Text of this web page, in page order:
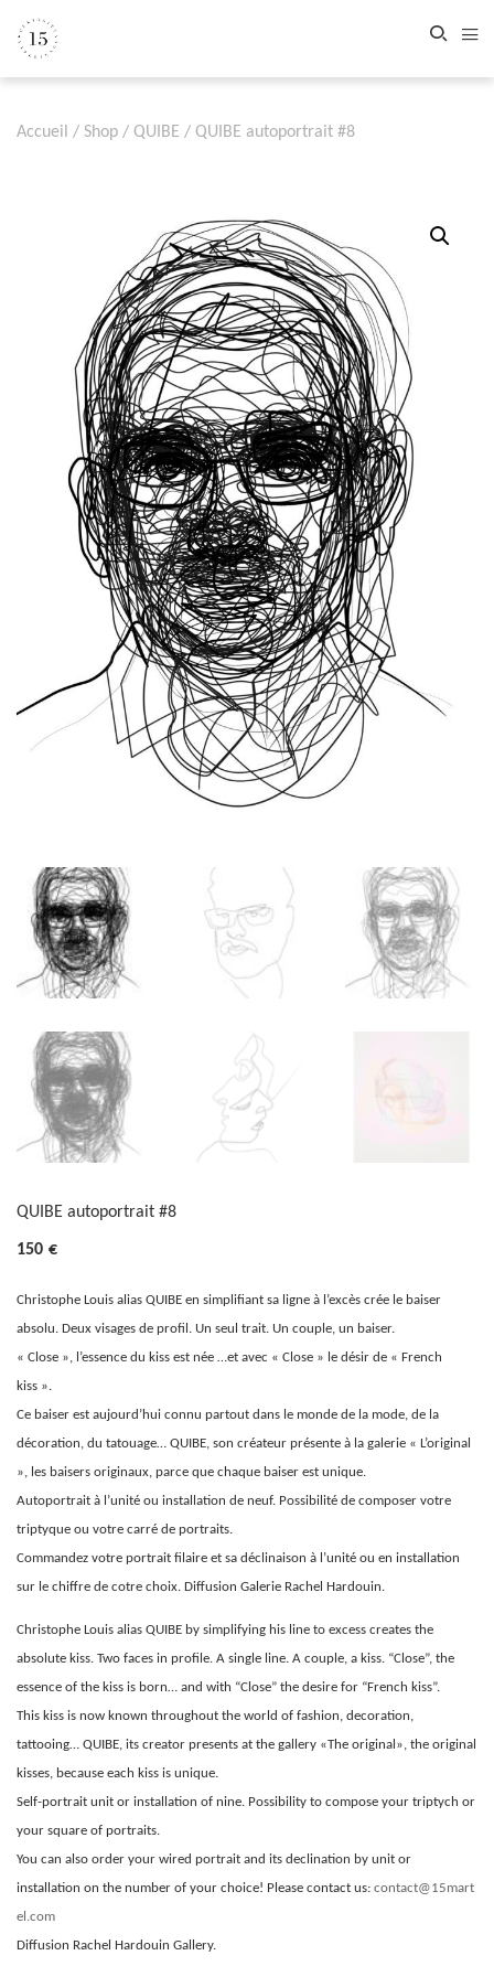
Accueil / Shop / QUIBE / QUIBE autoportrait #8
QUIBE autoportrait #8
150 €
Christophe Louis alias QUIBE en simplifiant sa ligne à l’excès crée le baiser
absolu. Deux visages de profil. Un seul trait. Un couple, un baiser.
« Close », l’essence du kiss est née …et avec « Close » le désir de « French
kiss ».
Ce baiser est aujourd’hui connu partout dans le monde de la mode, de la
décoration, du tatouage… QUIBE, son créateur présente à la galerie « L’original
», les baisers originaux, parce que chaque baiser est unique.
Autoportrait à l’unité ou installation de neuf. Possibilité de composer votre
triptyque ou votre carré de portraits.
Commandez votre portrait filaire et sa déclinaison à l’unité ou en installation
sur le chiffre de cotre choix. Diffusion Galerie Rachel Hardouin.
Christophe Louis alias QUIBE by simplifying his line to excess creates the
absolute kiss. Two faces in profile. A single line. A couple, a kiss. “Close”, the
essence of the kiss is born… and with “Close” the desire for “French kiss”.
This kiss is now known throughout the world of fashion, decoration,
tattooing… QUIBE, its creator presents at the gallery «The original», the original
kisses, because each kiss is unique.
Self-portrait unit or installation of nine. Possibility to compose your triptych or
your square of portraits.
You can also order your wired portrait and its declination by unit or
installation on the number of your choice! Please contact us: contact@15mart
el.com
Diffusion Rachel Hardouin Gallery.